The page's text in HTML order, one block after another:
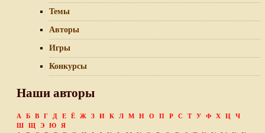
Темы
Авторы
Игры
Конкурсы
Наши авторы
А Б В Г Д Е Ё Ж З И К Л М Н О П Р С Т У Ф Х Ц
Ч
Ш
Щ Э Ю
Я